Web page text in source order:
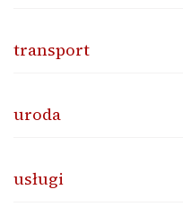
transport
uroda
usługi